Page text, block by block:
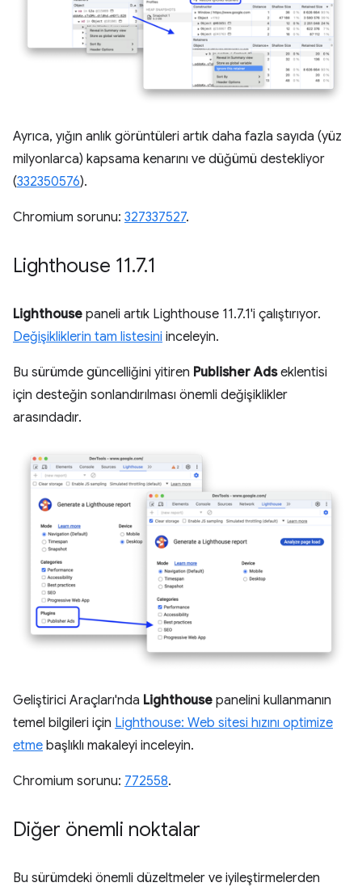
Ayrıca, yığın anlık görüntüleri artık daha fazla sayıda (yüz
milyonlarca) kapsama kenarını ve düğümü destekliyor
(332350576).
Chromium sorunu: 327337527.
Lighthouse 11.7.1
Lighthouse paneli artık Lighthouse 11.7.1'i çalıştırıyor.
Değişikliklerin tam listesini inceleyin.
Bu sürümde güncelliğini yitiren Publisher Adseklentisi
için desteğin sonlandırılması önemli değişiklikler
arasındadır.
Geliştirici Araçları'nda Lighthouse panelini kullanmanın
temel bilgileri için Lighthouse: Web sitesi hızını optimize
etme başlıklı makaleyi inceleyin.
Chromium sorunu: 772558.
Diğer önemli noktalar
Bu sürümdeki önemli düzeltmeler ve iyileştirmelerden